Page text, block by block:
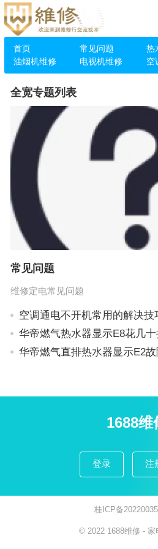
首页 常见问题 热
油烟机维修
电视机维修 空
全宽专题列表
常见问题
维修定电常见问题
空调通电不开机常用的解决技
华帝燃气热水器显示E8花几
华帝燃气直排热水器显示E2
1688维
登录 注
桂ICP备
© 2022 1688维修 - 家